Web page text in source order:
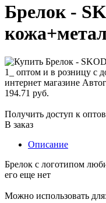
Брелок -
194.71 руб.
Получить доступ к
В заказ
Описание
Брелок с логотипом
его еще нет
Можно использовать для: